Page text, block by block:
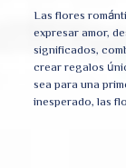
Las flores
expresar amor,
significados,
crear regalos
sea para una
inesperado, las